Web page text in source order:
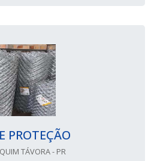
PROTEÇÃO
TÁVORA - PR